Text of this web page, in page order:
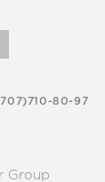
80-97
Group